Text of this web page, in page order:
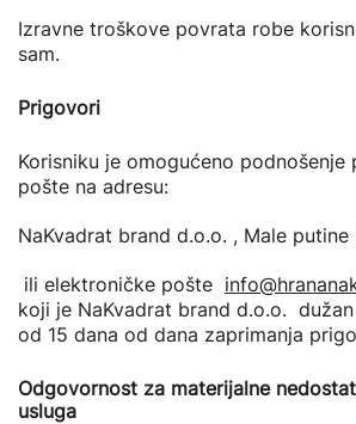
Izravne troškove povrata robe
sam.
Prigovori
Korisniku je omogućeno podnošenje
pošte na adresu:
NaKvadrat brand d.o.o. , Male putine
ili elektroničke pošte
koji je NaKvadrat brand d.o.o.
od 15 dana od dana zaprimanja
Odgovornost za materijalne
usluga